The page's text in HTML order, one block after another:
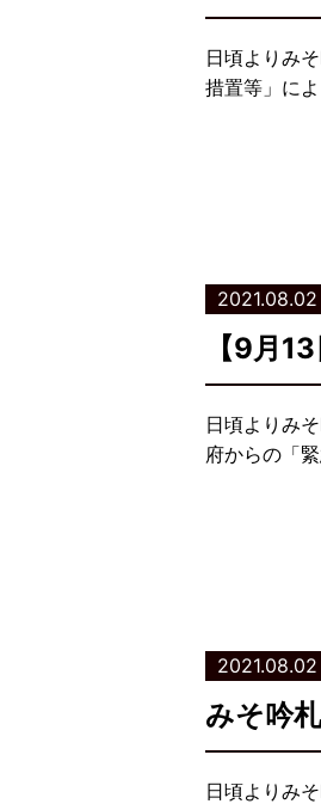
日頃よりみ
措置等」に
2021.08.02
【9月
日頃よりみ
府からの「
2021.08.02
みそ吟
日頃よりみ